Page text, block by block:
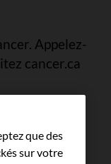
Appelez-
cancer.ca
que des
sur votre